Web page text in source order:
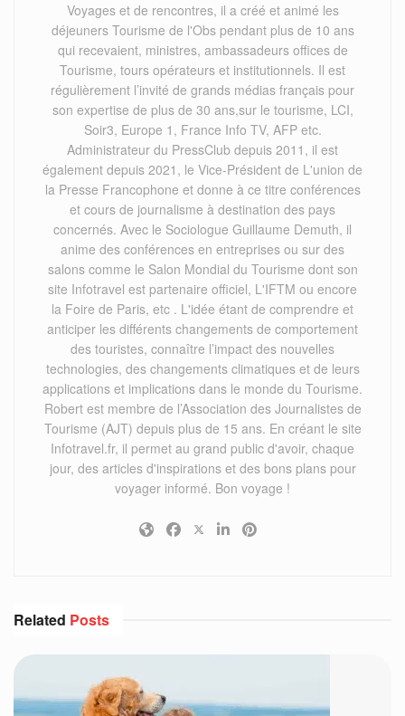
Voyages et de rencontres, il a créé et animé les
déjeuners Tourisme de l'Obs pendant plus de 10 ans
qui recevaient, ministres, ambassadeurs offices de
Tourisme, tours opérateurs et institutionnels. Il est
régulièrement l’invité de grands médias français pour
son expertise de plus de 30 ans,sur le tourisme, LCI,
Soir3, Europe 1, France Info TV, AFP etc.
Administrateur du PressClub depuis 2011, il est
également depuis 2021, le Vice-Président de L'union de
la Presse Francophone et donne à ce titre conférences
et cours de journalisme à destination des pays
concernés. Avec le Sociologue Guillaume Demuth, il
anime des conférences en entreprises ou sur des
salons comme le Salon Mondial du Tourisme dont son
site Infotravel est partenaire officiel, L'IFTM ou encore
la Foire de Paris, etc . L'idée étant de comprendre et
anticiper les différents changements de comportement
des touristes, connaître l’impact des nouvelles
technologies, des changements climatiques et de leurs
applications et implications dans le monde du Tourisme.
Robert est membre de l’Association des Journalistes de
Tourisme (AJT) depuis plus de 15 ans. En créant le site
Infotravel.fr, il permet au grand public d'avoir, chaque
jour, des articles d'inspirations et des bons plans pour
voyager informé. Bon voyage !
Related Posts